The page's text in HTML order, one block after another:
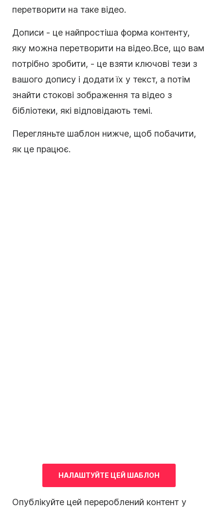
перетворити на таке відео.
Дописи - це найпростіша форма контенту,
яку можна перетворити на відео.Все, що вам
потрібно зробити, - це взяти ключові тези з
вашого допису і додати їх у текст, а потім
знайти стокові зображення та відео з
бібліотеки, які відповідають темі.
Перегляньте шаблон нижче, щоб побачити,
як це працює.
НАЛАШТУЙТЕ ЦЕЙ ШАБЛОН
Опублікуйте цей перероблений контент у